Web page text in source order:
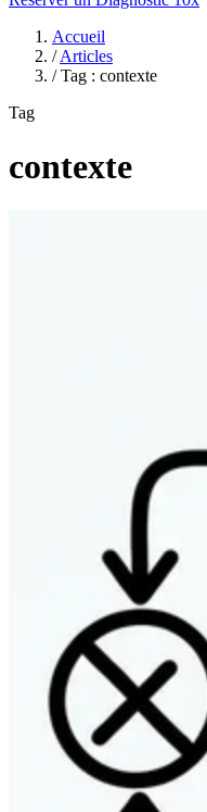
Accueil
/ Articles
/ Tag : contexte
Tag
contexte